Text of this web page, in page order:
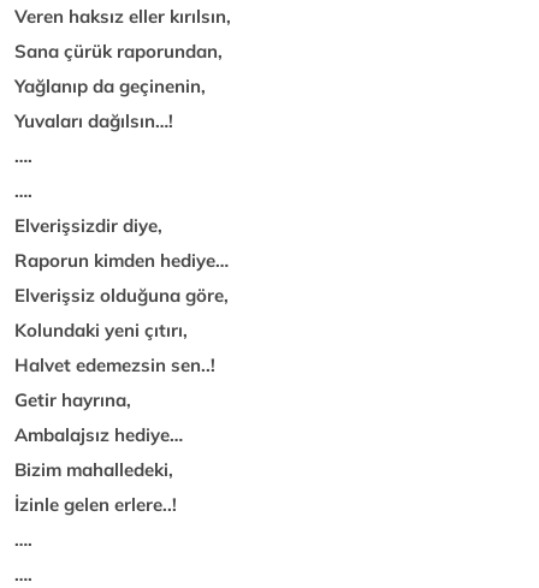
Veren haksız eller kırılsın,
Sana çürük raporundan,
Yağlanıp da geçinenin,
Yuvaları dağılsın…!
….
….
Elverişsizdir diye,
Raporun kimden hediye…
Elverişsiz olduğuna göre,
Kolundaki yeni çıtırı,
Halvet edemezsin sen..!
Getir hayrına,
Ambalajsız hediye…
Bizim mahalledeki,
İzinle gelen erlere..!
….
….